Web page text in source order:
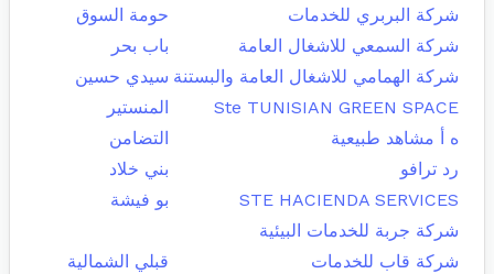
شركة البربري للخدمات
حومة السوق
شركة السمعي للاشغال العامة
باب بحر
شركة الهمامي للاشغال العامة والبستنة سيدي حسين
Ste TUNISIAN GREEN SPACE
المنستير
ه أ مشاهد طبيعية
التضامن
رد ترافو
بني خلاد
STE HACIENDA SERVICES
بو فيشة
شركة جربة للخدمات البيئية
شركة قاب للخدمات
قبلي الشمالية